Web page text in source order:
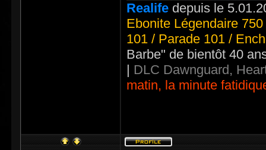
Realife depuis le
Ebonite Légendaire
101 / Parade 101 /
Barbe" de bientôt 40
| DLC Dawnguard,
matin, la minute